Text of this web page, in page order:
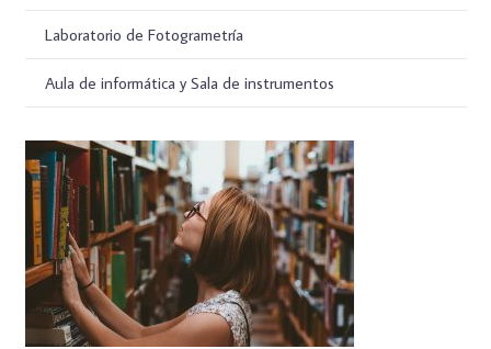
Laboratorio de Fotogrametría
Aula de informática y Sala de instrumentos